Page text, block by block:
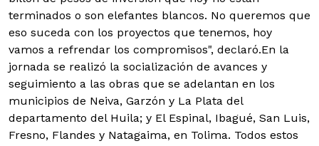
terminados o son elefantes blancos. No queremos que
eso suceda con los proyectos que tenemos, hoy
vamos a refrendar los compromisos", declaró.En la
jornada se realizó la socialización de avances y
seguimiento a las obras que se adelantan en los
municipios de Neiva, Garzón y La Plata del
departamento del Huila; y El Espinal, Ibagué, San Luis,
Fresno, Flandes y Natagaima, en Tolima. Todos estos